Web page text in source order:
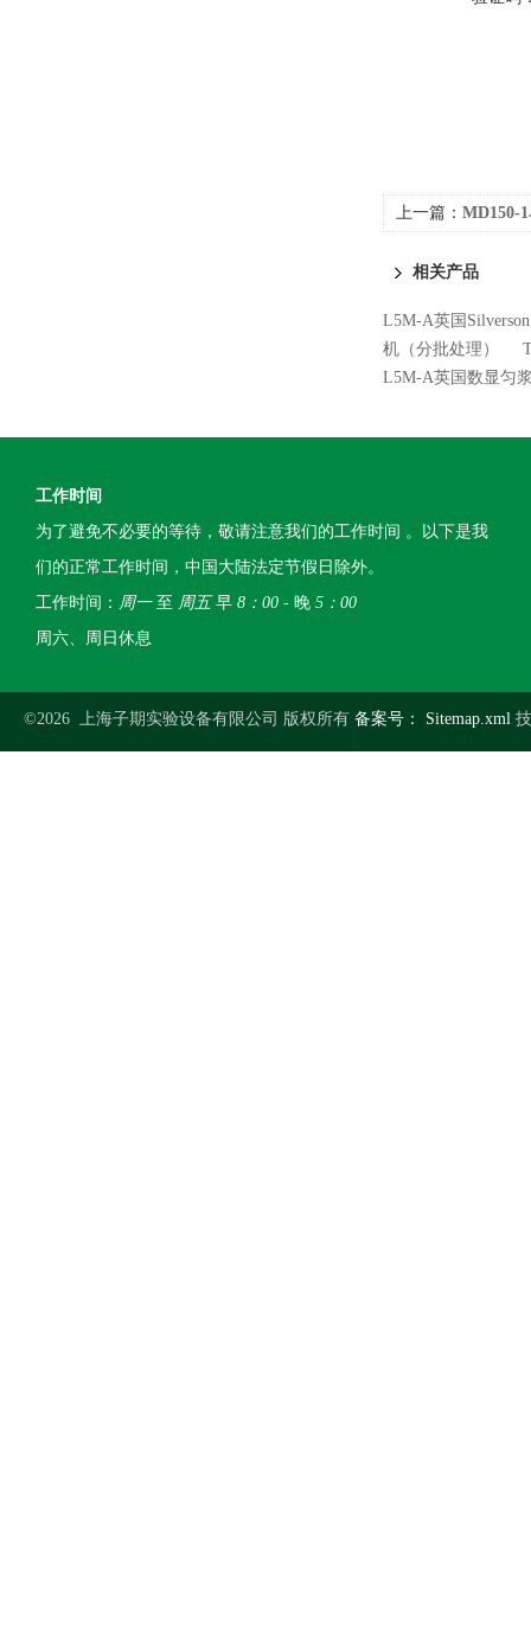
上一篇： MD150-
相关产品
L5M-A英国
机（分批处理）
L5M-A英国数显匀
工作时间
为了避免不必要的等待，敬请注意我们的工作时间 。以下是我
们的正常工作时间，中国大陆法定节假日除外。
工作时间： 周一至 周五早 8：00 - 晚 5：00
周六、周日休息
©2026 上海子期实验设备有限公司 版权所有 备案号： Sitemap.xml